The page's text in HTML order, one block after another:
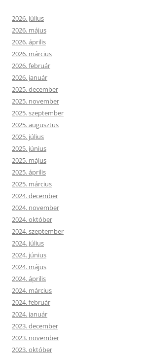
2026. július
2026. május
2026. április
2026. március
2026. február
2026. január
2025. december
2025. november
2025. szeptember
2025. augusztus
2025. július
2025. június
2025. május
2025. április
2025. március
2024. december
2024. november
2024. október
2024. szeptember
2024. július
2024. június
2024. május
2024. április
2024. március
2024. február
2024. január
2023. december
2023. november
2023. október